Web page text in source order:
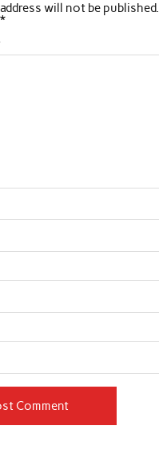
will not be published.
*